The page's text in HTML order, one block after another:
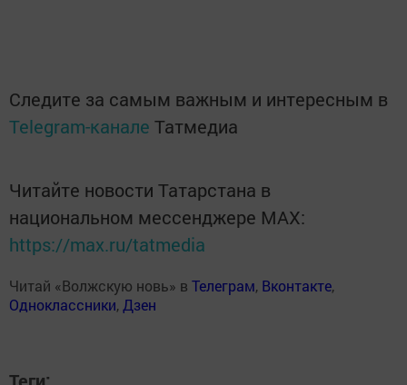
Следите за самым важным и интересным в
Telegram-канале Татмедиа
Читайте новости Татарстана в
национальном мессенджере MАХ:
https://max.ru/tatmedia
Читай «Волжскую новь» в Телеграм, Вконтакте,
Одноклассники,Дзен